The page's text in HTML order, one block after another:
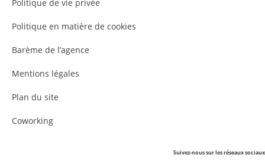
Politique de vie privée
Politique en matière de cookies
Barème de l’agence
Mentions légales
Plan du site
Coworking
Suivez-nous sur les réseaux sociaux